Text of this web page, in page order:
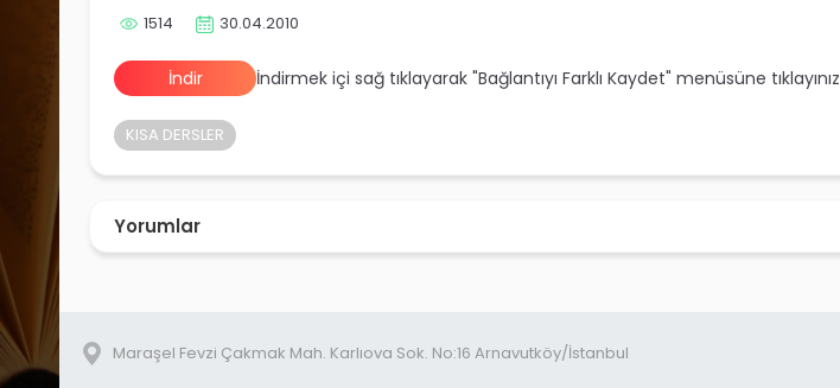
1514 30.04.2010
İndir İndirmek içi sağ tıklayarak "Bağlantıyı Farklı Kaydet" menüsüne tıklayınız
KISA DERSLER
Yorumlar
Maraşel Fevzi Çakmak Mah. Karlıova Sok. No:16 Arnavutköy/İstanbul